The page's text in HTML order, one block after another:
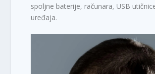
spoljne baterije, računara, USB
uređaja.